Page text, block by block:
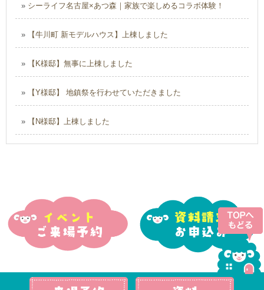
» シーライフ名古屋×あつ森｜家族で楽しめるコラボ体験！
» 【牛川町 新モデルハウス】上棟しました
» 【K様邸】無事に上棟しました
» 【Y様邸】 地鎮祭を行わせていただきました
» 【N様邸】上棟しました